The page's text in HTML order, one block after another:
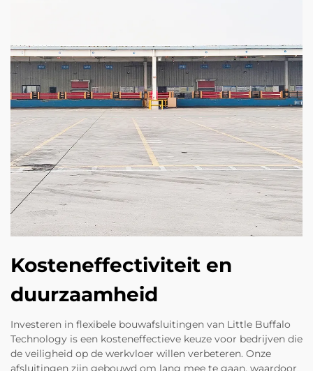
Kosteneffectiviteit en
duurzaamheid
Investeren in flexibele bouwafsluitingen van Little Buffalo
Technology is een kosteneffectieve keuze voor bedrijven die
de veiligheid op de werkvloer willen verbeteren. Onze
afsluitingen zijn gebouwd om lang mee te gaan, waardoor